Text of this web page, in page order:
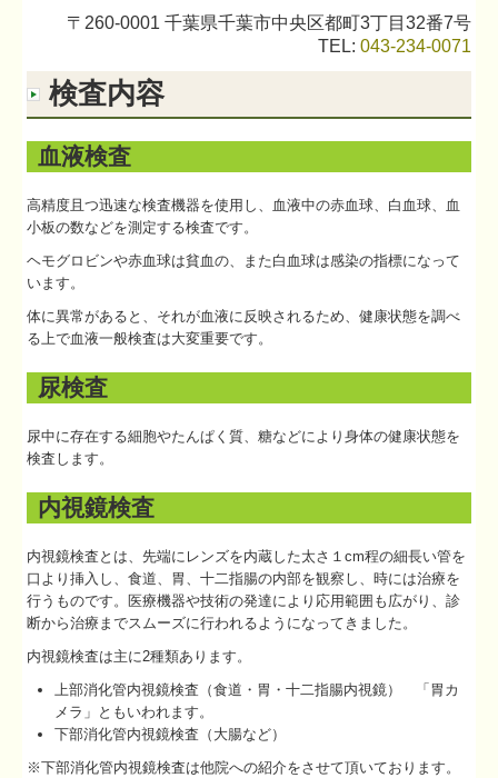
English page
交通案内
リンク集
個人情報保護方針
〒260-0001 千葉県千葉市中央区都町3丁目32番7号
TEL: 043-234-0071
検査内容
血液検査
高精度且つ迅速な検査機器を使用し、血液中の赤血球、白血球、血
小板の数などを測定する検査です。
ヘモグロビンや赤血球は貧血の、また白血球は感染の指標になって
います。
体に異常があると、それが血液に反映されるため、健康状態を調べ
る上で血液一般検査は大変重要です。
尿検査
尿中に存在する細胞やたんぱく質、糖などにより身体の健康状態を
検査します。
内視鏡検査
内視鏡検査とは、先端にレンズを内蔵した太さ１cm程の細長い管を
口より挿入し、食道、胃、十二指腸の内部を観察し、時には治療を
行うものです。医療機器や技術の発達により応用範囲も広がり、診
断から治療までスムーズに行われるようになってきました。
内視鏡検査は主に2種類あります。
上部消化管内視鏡検査（食道・胃・十二指腸内視鏡） 「胃カ
メラ」ともいわれます。
下部消化管内視鏡検査（大腸など）
※下部消化管内視鏡検査は他院への紹介をさせて頂いております。